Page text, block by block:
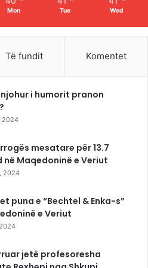
Mon Tue Wed
Të fundit Komentet
i humorit pranon
2024
mesatare për 13.7
në Maqedoninë e Veriut
2024
puna e “Bechtel & Enka-s”
e Veriut
jetë profesoresha